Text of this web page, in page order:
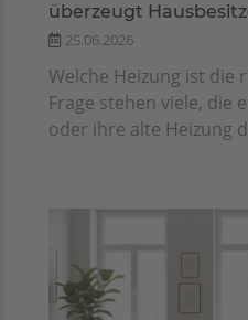
überzeugt
25.06.2026
Welche Heizung ist die
Frage stehen viele, die
oder ihre alte Heizung